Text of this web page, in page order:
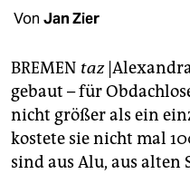
veranstaltungen
fragen & hilfe
unterstützen
abo
Von Jan Zier
BREMEN taz
gebaut – für
nicht größer als ein
kostete sie nicht mal
sind aus Alu, aus alten